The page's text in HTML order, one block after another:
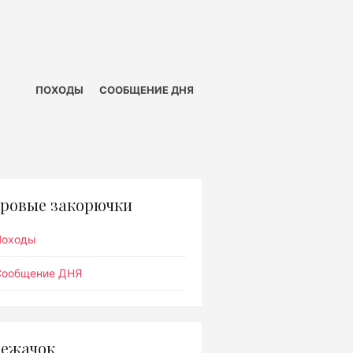
ПОХОДЫ СООБЩЕНИЕ ДНЯ
закорючки
ДНЯ